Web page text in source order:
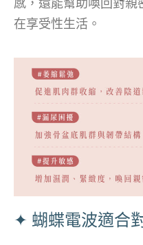
感，還能幫助喚回對親
在享受性生活。
✦ 蝴蝶電波適合